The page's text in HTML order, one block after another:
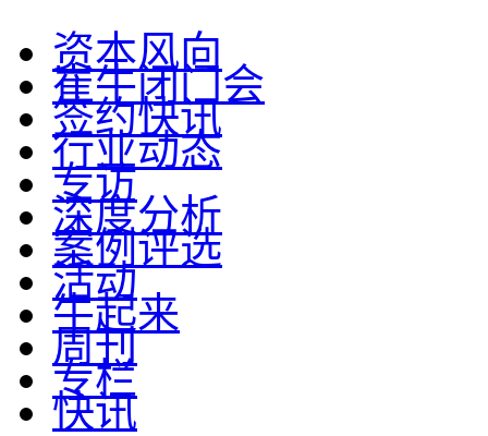
资本风向
崔牛闭门会
签约快讯
行业动态
专访
深度分析
案例评选
活动
牛起来
周刊
专栏
快讯